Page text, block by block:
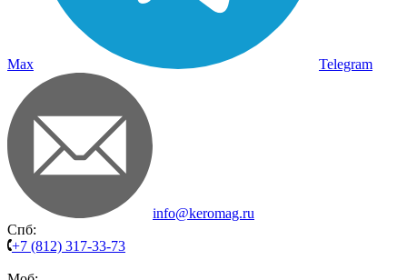
Max Telegram
info@keromag.ru
Спб:
+7 (812) 317-33-73